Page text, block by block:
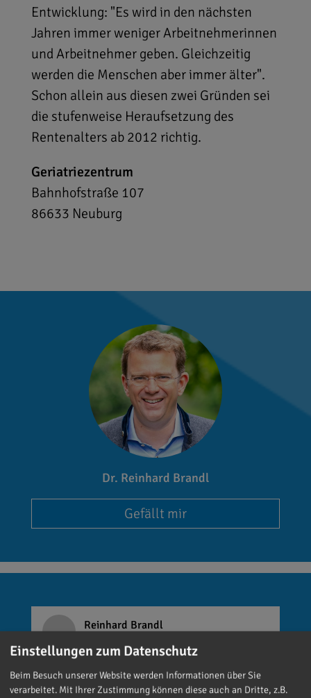
Entwicklung: "Es wird in den nächsten
Jahren immer weniger Arbeitnehmerinnen
und Arbeitnehmer geben. Gleichzeitig
werden die Menschen aber immer älter".
Schon allein aus diesen zwei Gründen sei
die stufenweise Heraufsetzung des
Rentenalters ab 2012 richtig.
Geriatriezentrum
Bahnhofstraße 107
86633 Neuburg
Dr. Reinhard Brandl
Gefällt mir
Reinhard Brandl
Mein meistgenutztes Wort am Samstag war:
„Danke!“ 😊 Vielen Dank für die zahlreichen
Einstellungen zum Datenschutz
Beim Besuch unserer Website werden Informationen über Sie
verarbeitet. Mit Ihrer Zustimmung können diese auch an Dritte, z.B.